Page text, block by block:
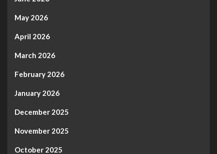
May 2026
April 2026
March 2026
February 2026
January 2026
December 2025
November 2025
October 2025